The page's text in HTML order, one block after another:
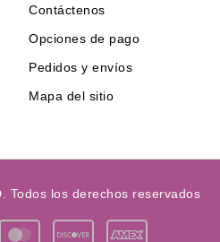
Contáctenos
Opciones de pago
Pedidos y envíos
Mapa del sitio
Todos los derechos reservados